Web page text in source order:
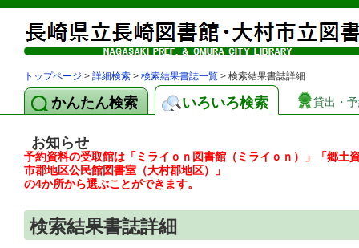
トップページ > 詳細検索 > 検索結果書誌一覧 > 検索結果書誌詳細
かんたん検索 いろいろ検索 貸出・
お知らせ
予約資料の受取館は「ミライｏｎ図書館（ミライｏｎ）」「郷
市郡地区公民館図書室（大村郡地区）」
の4か所から選ぶことができます。
検索結果書誌詳細